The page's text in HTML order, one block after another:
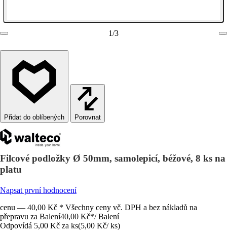
1/3
Porovnat
Filcové podložky Ø 50mm, samolepicí, béžové, 8 ks na
platu
Napsat první hodnocení
cenu — 40,00 Kč * Všechny ceny vč. DPH a bez nákladů na
přepravu za Balení40,00 Kč*/ Balení
Odpovídá 5,00 Kč za ks(5,00 Kč/ ks)